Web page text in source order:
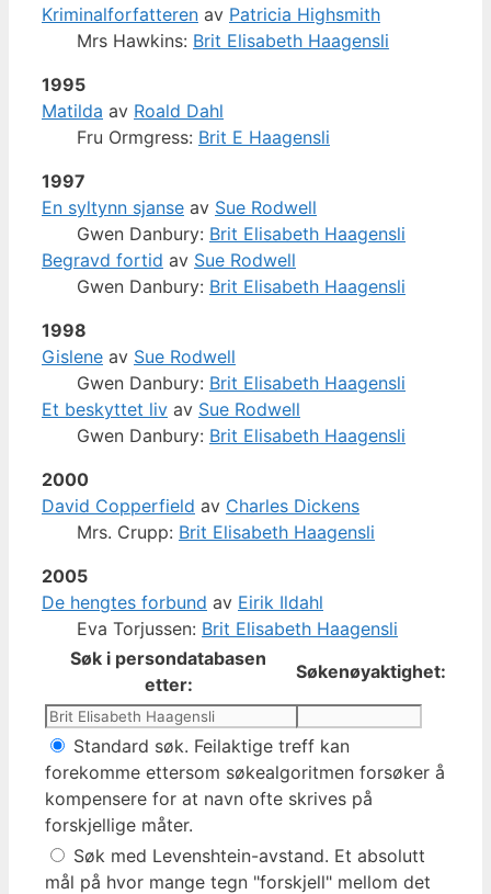
Kriminalforfatteren av Patricia Highsmith
Mrs Hawkins: Brit Elisabeth Haagensli
1995
Matilda av Roald Dahl
Fru Ormgress: Brit E Haagensli
1997
En syltynn sjanse av Sue Rodwell
Gwen Danbury: Brit Elisabeth Haagensli
Begravd fortid av Sue Rodwell
Gwen Danbury: Brit Elisabeth Haagensli
1998
Gislene av Sue Rodwell
Gwen Danbury: Brit Elisabeth Haagensli
Et beskyttet liv av Sue Rodwell
Gwen Danbury: Brit Elisabeth Haagensli
2000
David Copperfield av Charles Dickens
Mrs. Crupp: Brit Elisabeth Haagensli
2005
De hengtes forbund av Eirik Ildahl
Eva Torjussen: Brit Elisabeth Haagensli
Søk i persondatabasen
etter:
Søkenøyaktighet:
Standard søk. Feilaktige treff kan
forekomme ettersom søkealgoritmen forsøker å
kompensere for at navn ofte skrives på
forskjellige måter.
Søk med Levenshtein-avstand. Et absolutt
mål på hvor mange tegn "forskjell" mellom det